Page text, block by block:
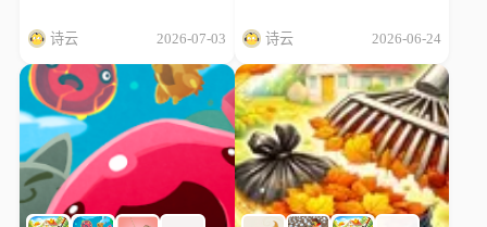
诗云 2026-07-03 诗云 2026-06-24